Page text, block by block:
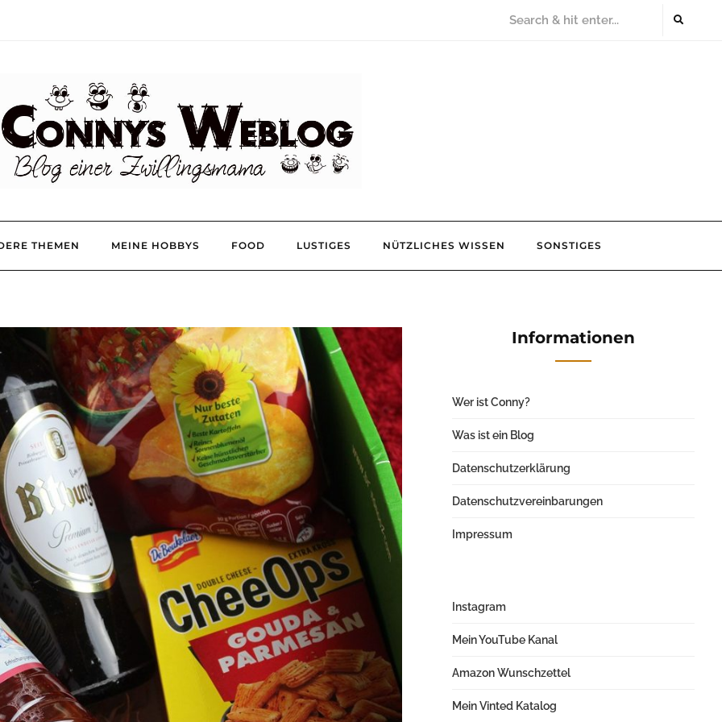
THEMEN MEINE HOBBYS FOOD LUSTIGES NÜTZLICHES WISSEN SONSTIGES
Informationen
Wer ist Conny?
Was ist ein Blog
Datenschutzerklärung
Datenschutzvereinbarungen
Impressum
Instagram
Mein YouTube Kanal
Amazon Wunschzettel
Mein Vinted Katalog